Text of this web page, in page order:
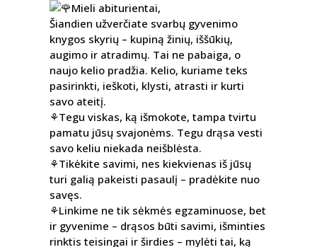
Mieli abiturientai,
Šiandien užverčiate svarbų gyvenimo
knygos skyrių – kupiną žinių, iššūkių,
augimo ir atradimų. Tai ne pabaiga, o
naujo kelio pradžia. Kelio, kuriame teks
pasirinkti, ieškoti, klysti, atrasti ir kurti
savo ateitį.
⚘️Tegu viskas, ką išmokote, tampa tvirtu
pamatu jūsų svajonėms. Tegu drąsa vesti
savo keliu niekada neišblėsta.
⚘️Tikėkite savimi, nes kiekvienas iš jūsų
turi galią pakeisti pasaulį – pradėkite nuo
savęs.
⚘️Linkime ne tik sėkmės egzaminuose, bet
ir gyvenime – drąsos būti savimi, išminties
rinktis teisingai ir širdies – mylėti tai, ką